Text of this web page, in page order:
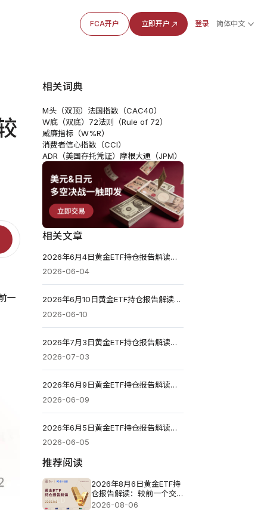
FCA开户 立即开户 登录 简体中文
一
相关词典
M头（双顶） 法国指数（CAC40）
W底（双底） 72法则（Rule of 72）
威廉指标（W%R）
消费者信心指数（CCI）
ADR（美国存托凭证） 摩根大通（JPM）
相关文章
2026年6月4日黄金ETF持仓报告解读：较前一个交易日减少1.143吨
2026-06-04
2026年6月10日黄金ETF持仓报告解读：较前一个交易日减少3.426吨
2026-06-10
2026年7月3日黄金ETF持仓报告解读：较前一个交易日减少3.996吨
2026-07-03
2026年6月9日黄金ETF持仓报告解读：较前一个交易日维持不变
2026-06-09
2026年6月5日黄金ETF持仓报告解读：较前一个交易日减少1.713吨
2026-06-05
推荐阅读
2026年8月6日黄金ETF持
仓报告解读：较前一个交
易日增加4.851吨
2026-08-06